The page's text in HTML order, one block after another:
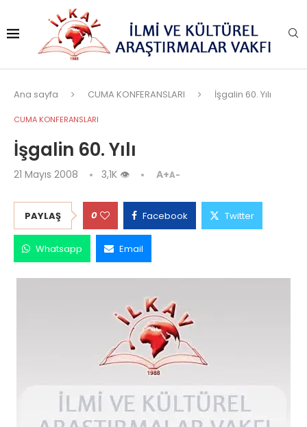
Ana sayfa CUMA KONFERANSLARI İşgalin 60. Yılı
CUMA KONFERANSLARI
İşgalin 60. Yılı
21 Mayıs 2008 3,1K 👁 A+A-
PAYLAŞ 0 Facebook Twitter
Whatsapp Email